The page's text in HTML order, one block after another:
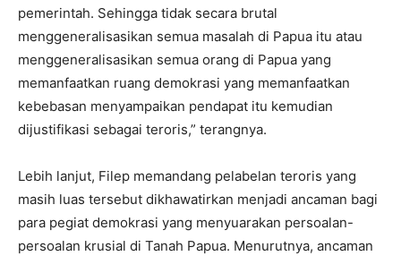
pemerintah. Sehingga tidak secara brutal
menggeneralisasikan semua masalah di Papua itu atau
menggeneralisasikan semua orang di Papua yang
memanfaatkan ruang demokrasi yang memanfaatkan
kebebasan menyampaikan pendapat itu kemudian
dijustifikasi sebagai teroris,” terangnya.
Lebih lanjut, Filep memandang pelabelan teroris yang
masih luas tersebut dikhawatirkan menjadi ancaman bagi
para pegiat demokrasi yang menyuarakan persoalan-
persoalan krusial di Tanah Papua. Menurutnya, ancaman